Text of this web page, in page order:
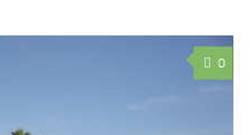
0